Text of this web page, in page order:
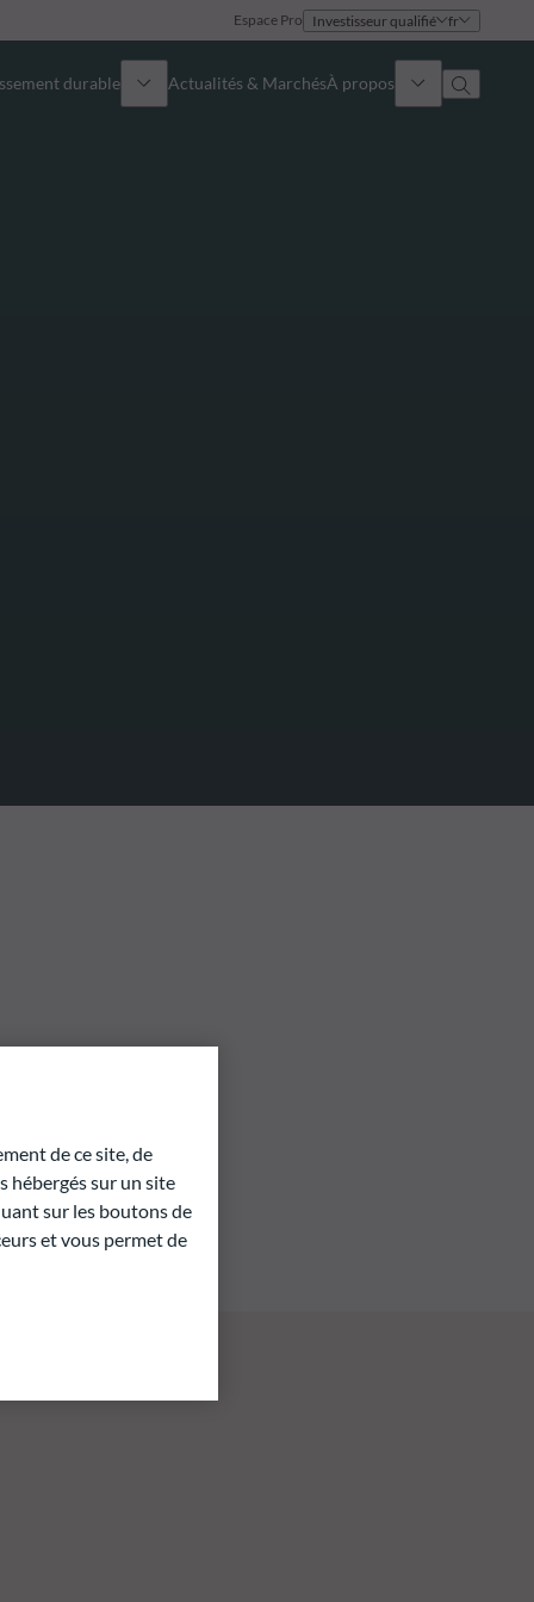
Espace Pro Investisseur qualifié fr
durable Actualités & MarchésÀ propos
de ce site, de
hébergés sur un site
sur les boutons de
et vous permet de